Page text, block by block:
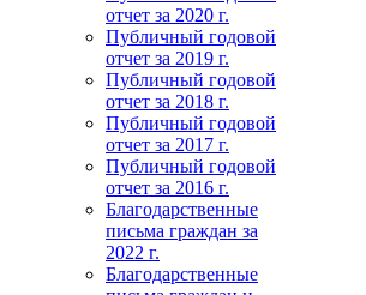
отчет за 2020 г.
Публичный годовой
отчет за 2019 г.
Публичный годовой
отчет за 2018 г.
Публичный годовой
отчет за 2017 г.
Публичный годовой
отчет за 2016 г.
Благодарственные
письма граждан за
2022 г.
Благодарственные